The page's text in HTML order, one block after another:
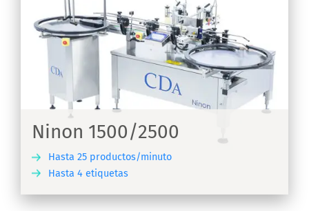
Ninon 1500/2500
Hasta 25 productos/minuto
Hasta 4 etiquetas